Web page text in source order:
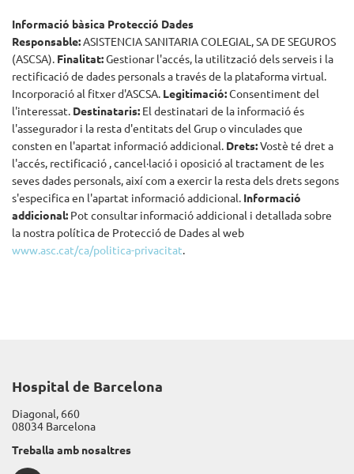
Informació bàsica Protecció Dades
Responsable:ASISTENCIA SANITARIA COLEGIAL, SA DE SEGUROS
(ASCSA). Finalitat:Gestionar l'accés, la utilització dels serveis i la
rectificació de dades personals a través de la plataforma virtual.
Incorporació al fitxer d'ASCSA. Legitimació:Consentiment del
l'interessat. Destinataris: El destinatari de la informació és
l'assegurador i la resta d'entitats del Grup o vinculades que
consten en l'apartat informació addicional. Drets:Vostè té dret a
l'accés, rectificació , cancel·lació i oposició al tractament de les
seves dades personals, així com a exercir la resta dels drets segons
s'especifica en l'apartat informació addicional. Informació
addicional: Pot consultar informació addicional i detallada sobre
la nostra política de Protecció de Dades al web
www.asc.cat/ca/politica-privacitat.
Hospital de Barcelona
Diagonal, 660
08034 Barcelona
Treballa amb nosaltres